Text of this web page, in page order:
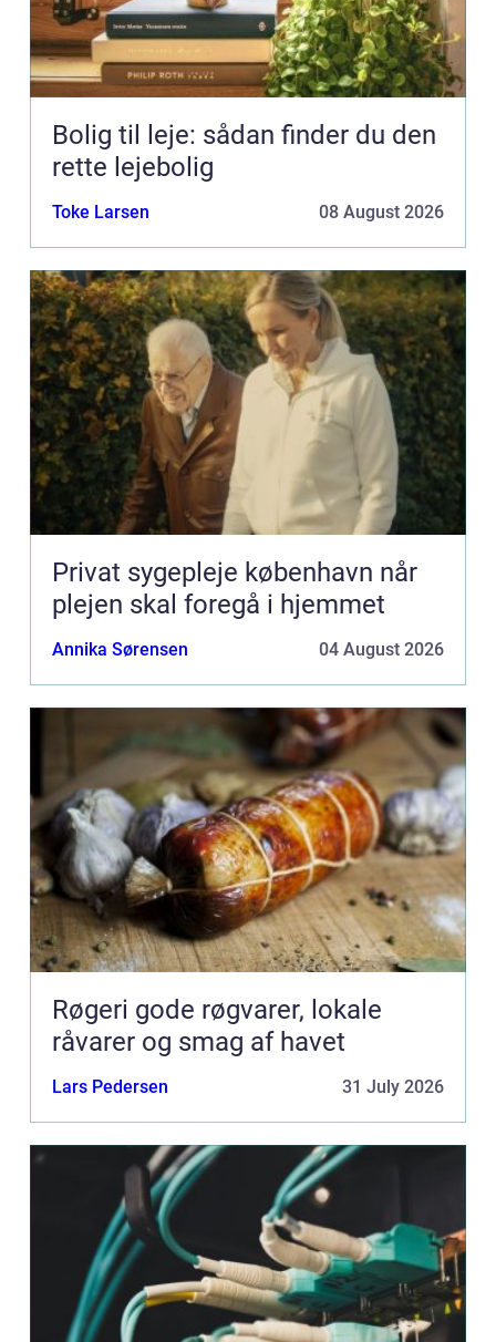
Bolig til leje: sådan finder du den
rette lejebolig
Toke Larsen 08 August 2026
Privat sygepleje københavn når
plejen skal foregå i hjemmet
Annika Sørensen 04 August 2026
Røgeri gode røgvarer, lokale
råvarer og smag af havet
Lars Pedersen 31 July 2026